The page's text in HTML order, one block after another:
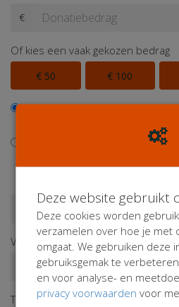
€
Of kies een vaak gekozen bedrag
€ 50 € 100
Ik wil bijdragen aan de
Ik wil niet bijdragen aan de
Doneren als persoon
Voornaam*
Tussenv.
Deze website gebruikt
Deze cookies worden
verzamelen over hoe je met
omgaat. We gebruiken deze
gebruiksgemak te
en voor analyse- en
privacy voorwaarden voor